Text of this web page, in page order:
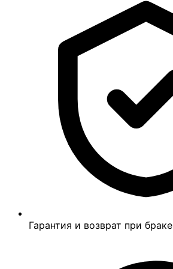
Гарантия и возврат при браке